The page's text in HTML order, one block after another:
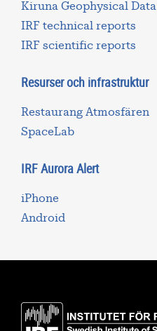
Kiruna Geophysical Data
IRF technical reports
IRF scientific reports
Resurser och infrastruktur
Restaurang Atmosfären
SpaceLab
IRF Aurora Alert
iPhone
Android